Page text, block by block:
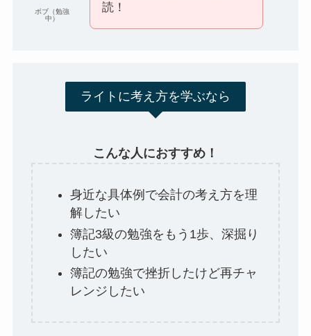
ボブ（勉強
中）
読！
ライトに考え方を学ぶなら
こんな人におすすめ！
身近な具体例で会計の考え方を理
解したい
簿記3級の勉強をもう1歩、深掘り
したい
簿記の勉強で挫折したけど再チャ
レンジしたい